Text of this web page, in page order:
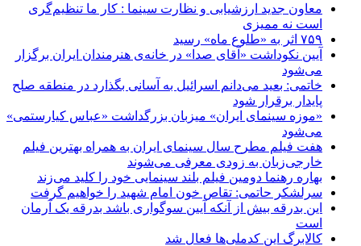
معاون جدید ارزشیابی و نظارت سینما : کار ما تنظیم‌گری
است نه ممیزی
۷۵۹ اثر به «طلوع ماه» رسید
آیین نکوداشت «آقای صدا» در خانه‌ی هنرمندان ایران برگزار
می‌شود
خاتمی: بعید می‌دانم اسرائیل به آسانی بگذارد در منطقه صلح
پایدار برقرار شود
«موزه سینمای ایران» میزبان بزرگداشت «عباس کیارستمی»
می‌شود
هفت فیلم مطرح سال سینمای ایران به همراه بهترین فیلم
خارجی‌زبان به زودی معرفی می‌شوند
بهاره رهنما دومین فیلم بلند سینمایی خود را کلید می‌زند
سرلشکر حاتمی: تقاص خون امام شهید را خواهیم گرفت
این بدرقه بیش از آنکه آیین سوگواری باشد بدرقه یک آرمان
است
کالابرگ این کدملی‌ها فعال شد